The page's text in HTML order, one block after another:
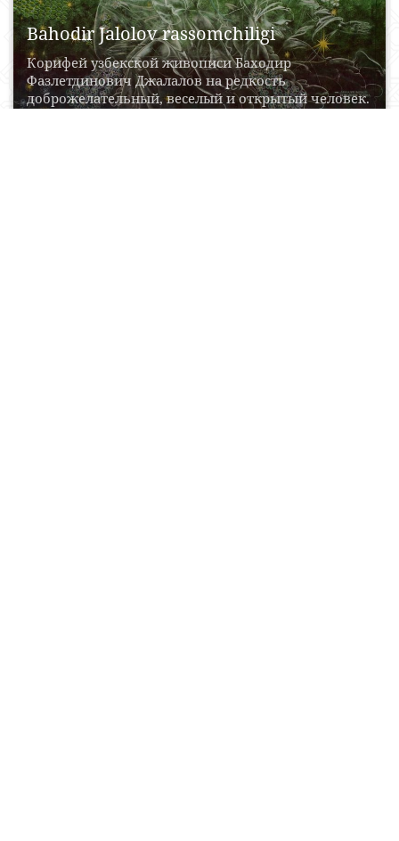
Bahodir Jalolov rassomchiligi
Корифей узбекской живописи Баходир
Фазлетдинович Джалалов на редкость
доброжелательный, веселый и открытый человек.